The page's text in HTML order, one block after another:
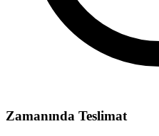
Zamanında Teslimat